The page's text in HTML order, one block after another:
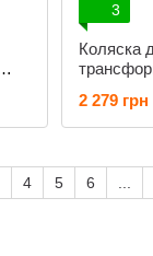
3
Коляска
з
2 279 грн
4 5 6